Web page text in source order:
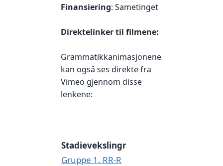
Finansiering: Sametinget
Direktelinker til filmene:
Grammatikkanimasjonene
kan også ses direkte fra
Vimeo gjennom disse
lenkene:
Stadievekslingr
Gruppe 1. RR-R